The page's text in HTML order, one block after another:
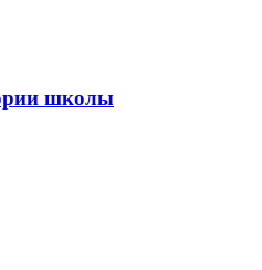
школы